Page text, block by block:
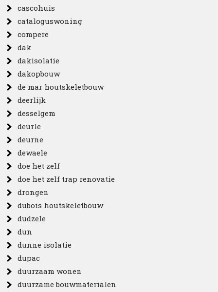
cascohuis
cataloguswoning
compere
dak
dakisolatie
dakopbouw
de mar houtskeletbouw
deerlijk
desselgem
deurle
deurne
dewaele
doe het zelf
doe het zelf trap renovatie
drongen
dubois houtskeletbouw
dudzele
dun
dunne isolatie
dupac
duurzaam wonen
duurzame bouwmaterialen